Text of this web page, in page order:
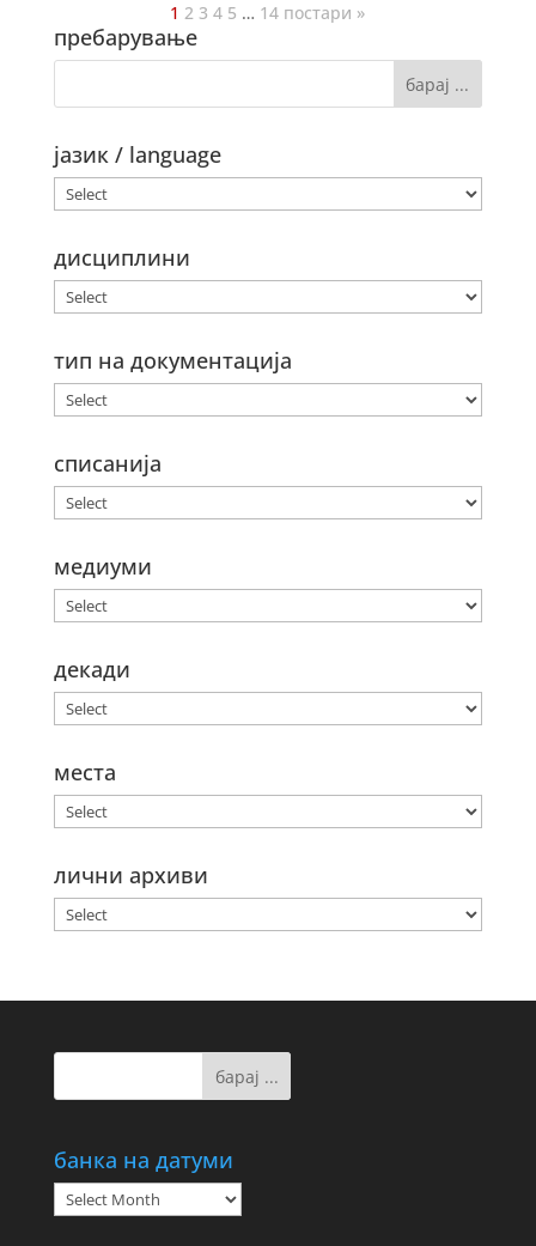
1 2 3 4 5 … 14 постари »
пребарување
јазик / language
дисциплини
тип на документација
списанија
медиуми
декади
места
лични архиви
банка на датуми
банка
на